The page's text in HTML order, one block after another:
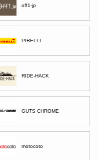
off1-jp
PIRELLI
RIDE-HACK
GUTS CHROME
motocoto